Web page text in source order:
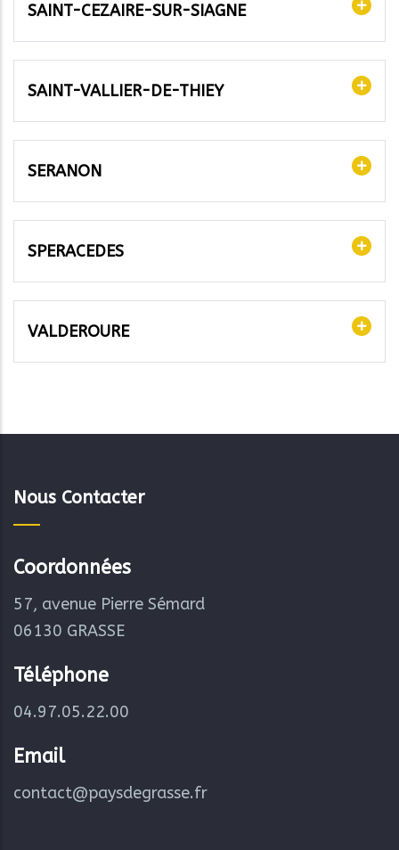
SAINT-CEZAIRE-SUR-SIAGNE
SAINT-VALLIER-DE-THIEY
SERANON
SPERACEDES
VALDEROURE
Nous Contacter
Coordonnées
57, avenue Pierre Sémard
06130 GRASSE
Téléphone
04.97.05.22.00
Email
contact@paysdegrasse.fr